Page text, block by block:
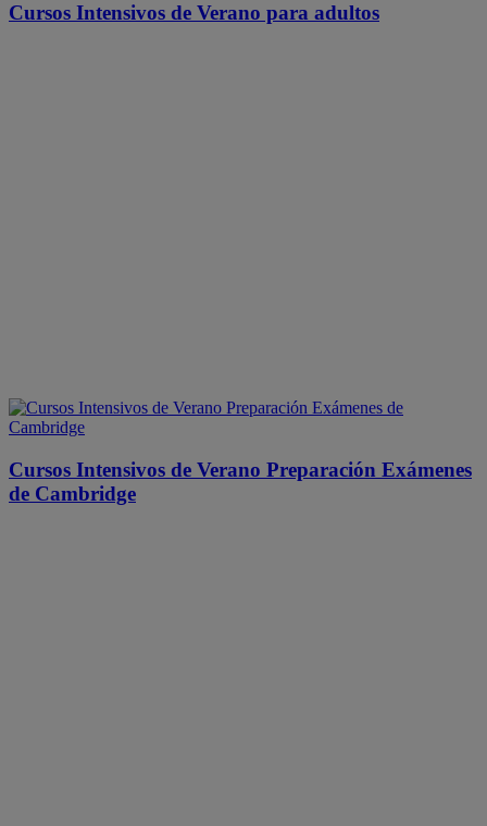
Cursos Intensivos de Verano para adultos
Cursos Intensivos de Verano Preparación Exámenes
de Cambridge